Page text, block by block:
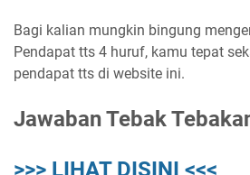
Bagi kalian mungkin bingung
Pendapat tts 4 huruf, kamu tepat
pendapat tts di website ini.
Jawaban Tebak
>>> LIHAT DISINI <<<